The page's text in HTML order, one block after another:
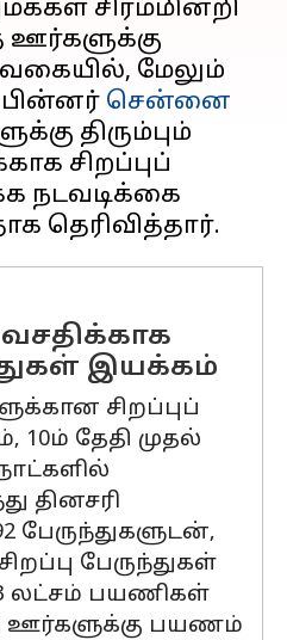
சிரமமின்றி
மேலும்
பின்னர் சென்னை
திரும்பும்
சிறப்புப்
நடவடிக்கை
இயக்கம்
சிறப்புப்
10ம் தேதி முதல்
தினசரி
பேருந்துகளுடன்,
பேருந்துகள்
லட்சம் பயணிகள்
பயணம்